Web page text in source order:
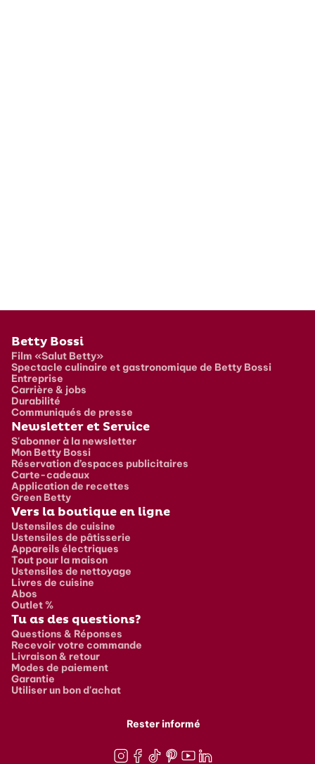
Pied de page
Betty Bossi
Film «Salut Betty»
Spectacle culinaire et gastronomique de Betty Bossi
Entreprise
Carrière & jobs
Durabilité
Communiqués de presse
Newsletter et Service
S'abonner à la newsletter
Mon Betty Bossi
Réservation d’espaces publicitaires
Carte-cadeaux
Application de recettes
Green Betty
Vers la boutique en ligne
Ustensiles de cuisine
Ustensiles de pâtisserie
Appareils électriques
Tout pour la maison
Ustensiles de nettoyage
Livres de cuisine
Abos
Outlet %
Tu as des questions?
Questions & Réponses
Recevoir votre commande
Livraison & retour
Modes de paiement
Garantie
Utiliser un bon d'achat
Rester informé